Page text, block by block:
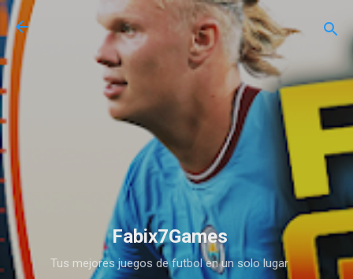
Ir al contenido principal
Fabix7Games
Tus mejores juegos de futbol en un solo lugar